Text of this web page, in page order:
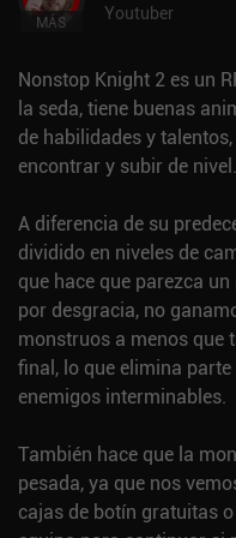
MÁS Youtuber
Nonstop Knight 2 es un
la seda, tiene buenas
de habilidades y
encontrar y subir de nivel.
A diferencia de su
dividido en niveles de
que hace que parezca
por desgracia, no
monstruos a menos que
final, lo que elimina
enemigos interminables.
También hace que la
pesada, ya que nos
cajas de botín gratuitas